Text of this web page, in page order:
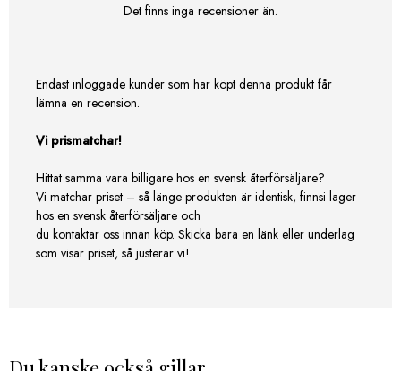
Det finns inga recensioner än.
Endast inloggade kunder som har köpt denna produkt får
lämna en recension.
Vi prismatchar!
Hittat samma vara billigare hos en svensk återförsäljare?
Vi matchar priset – så länge produkten är identisk, finnsi lager
hos en svensk återförsäljare och
du kontaktar oss innan köp. Skicka bara en länk eller underlag
som visar priset, så justerar vi!